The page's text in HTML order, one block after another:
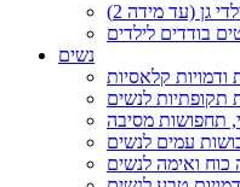
גן (עד מידה 2)
בודדים לילדים
נשים
ודמויות קלאסיות
תקופתיות לנשים
תחפושות מסיבה
עמים לנשים
כוח ואימה לנשים